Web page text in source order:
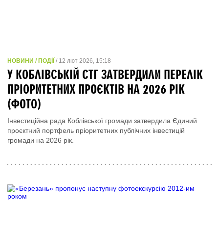
НОВИНИ / ПОДІЇ / 12 лют 2026, 15:18
У КОБЛІВСЬКІЙ СТГ ЗАТВЕРДИЛИ ПЕРЕЛІК
ПРІОРИТЕТНИХ ПРОЄКТІВ НА 2026 РІК
(ФОТО)
Інвестиційна рада Коблівської громади затвердила Єдиний
проєктний портфель пріоритетних публічних інвестицій
громади на 2026 рік.